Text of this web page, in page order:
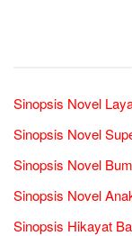
Sinopsis Novel
Sinopsis Novel
Sinopsis Novel
Sinopsis Novel
Sinopsis Hikayat